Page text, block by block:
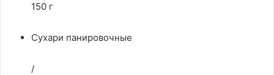
150 г
Сухари панировочные
/